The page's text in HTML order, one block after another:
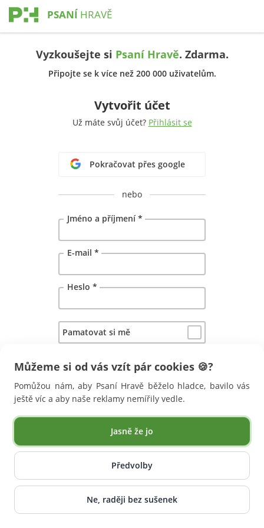
Můžeme si od vás vzít pár cookies 🍪?
Pomůžou nám, aby Psaní Hravě běželo hladce, bavilo vás
ještě víc a aby naše reklamy nemířily vedle.
Jasně že jo
Předvolby
Ne, raději bez sušenek
PSANÍ HRAVĚ
Vyzkoušejte si Psaní Hravě. Zdarma.
Připojte se k více než 200 000 uživatelům.
Vytvořit účet
Už máte svůj účet? Přihlásit se
Pokračovat přes google
nebo
Jméno a příjmení *
E-mail *
Heslo *
Pamatovat si mě
Vytvořením účtu souhlasíte s
obchodními podmínkamia
zásadami ochrany osobních údajů
Psaní Hravě | 2013 – 2026 | info@psanihrave.cz |